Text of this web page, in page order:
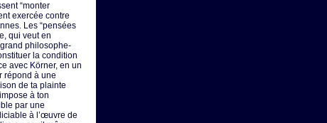
“monter
exercée contre
Les “pensées
qui veut en
philosophe-
la condition
avec Körner, en un
répond à une
de ta plainte
à ton
par une
à l’œuvre de